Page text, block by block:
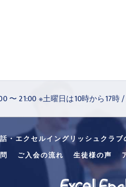
〜 21:00 ※土曜日は10時から17時
・エクセルイングリッシュクラブ
ご入会の流れ 生徒様の声